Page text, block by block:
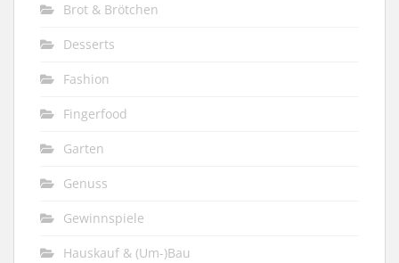
Brot & Brötchen
Desserts
Fashion
Fingerfood
Garten
Genuss
Gewinnspiele
Hauskauf & (Um-)Bau